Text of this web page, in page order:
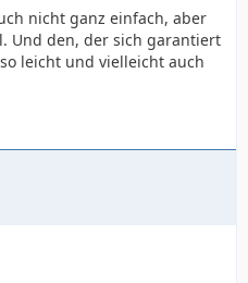
nicht ganz einfach, aber
Und den, der sich garantiert
leicht und vielleicht auch